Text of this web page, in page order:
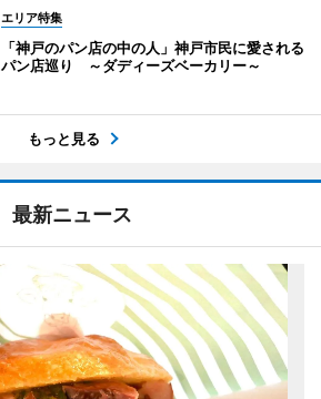
エリア特集
「神戸のパン店の中の人」神戸市民に愛される
パン店巡り ～ダディーズベーカリー～
もっと見る
最新ニュース